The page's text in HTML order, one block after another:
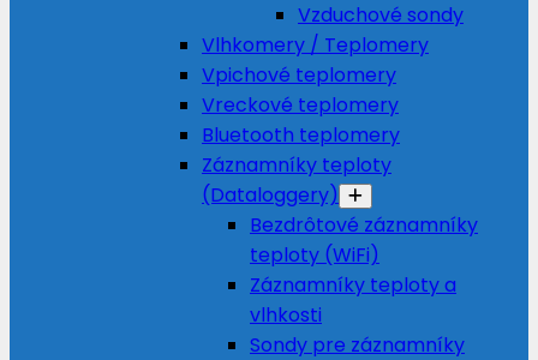
Vzduchové sondy
Vlhkomery / Teplomery
Vpichové teplomery
Vreckové teplomery
Bluetooth teplomery
Záznamníky teploty
(Dataloggery)
Bezdrôtové záznamníky
teploty (WiFi)
Záznamníky teploty a
vlhkosti
Sondy pre záznamníky